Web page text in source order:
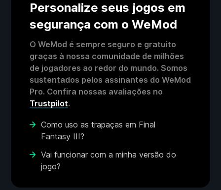
Personalize seus jogos em
segurança com o WeMod
O WeMod é sempre seguro e gratuito
graças à nossa comunidade de milhões
de jogadores ao redor do mundo. Somos
sustentados pelos assinantes do WeMod
Pro. Confira nossas avaliações no
Trustpilot.
Como uso as trapaças em Final
Fantasy III?
Vai funcionar com a minha versão do
jogo?